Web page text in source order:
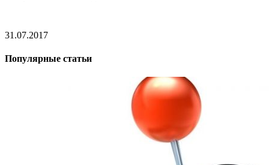
31.07.2017
Популярные статьи